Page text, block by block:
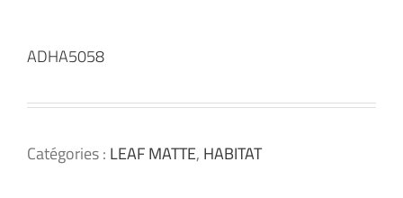
ADHA5058
Catégories : LEAF MATTE, HABITAT